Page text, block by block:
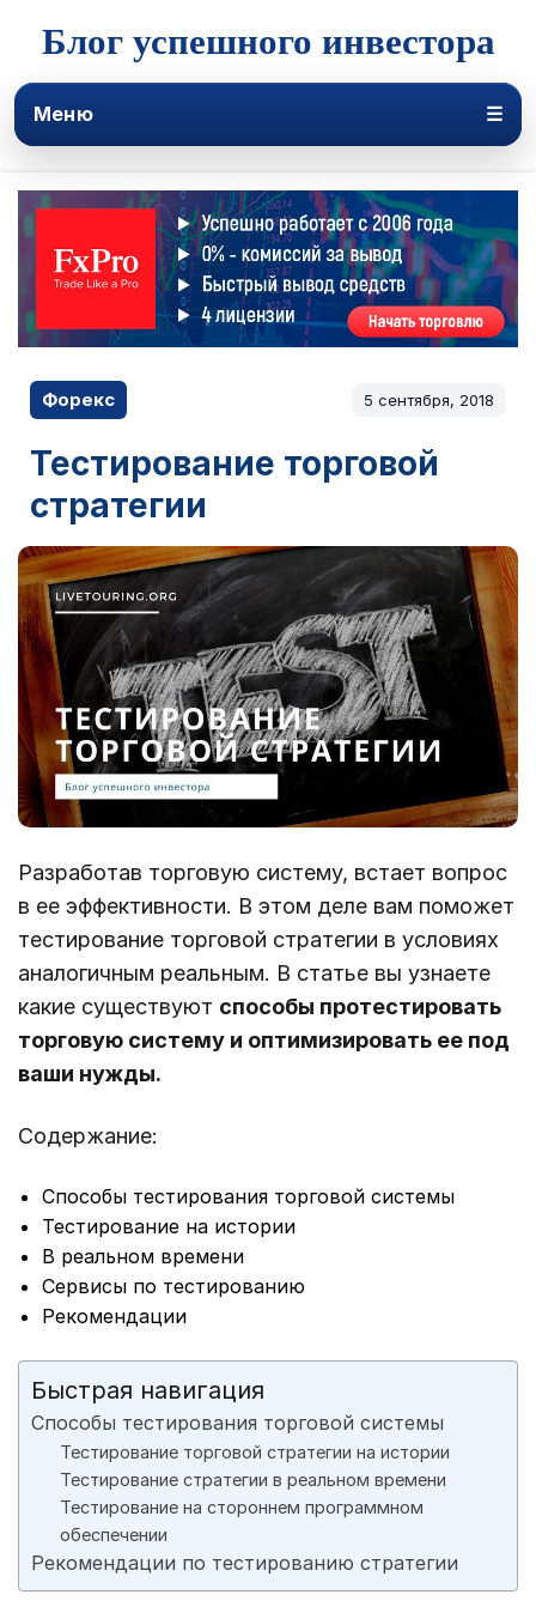
Блог успешного инвестора
Меню ☰
Форекс 5 сентября, 2018
Тестирование торговой
стратегии
Разработав торговую систему, встает вопрос
в ее эффективности. В этом деле вам поможет
тестирование торговой стратегии в условиях
аналогичным реальным. В статье вы узнаете
какие существуют способы протестировать
торговую систему и оптимизировать ее под
ваши нужды.
Содержание:
Способы тестирования торговой системы
Тестирование на истории
В реальном времени
Сервисы по тестированию
Рекомендации
Быстрая навигация
Способы тестирования торговой системы
Тестирование торговой стратегии на истории
Тестирование стратегии в реальном времени
Тестирование на стороннем программном
обеспечении
Рекомендации по тестированию стратегии